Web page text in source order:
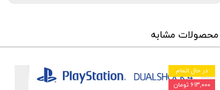
محصولات مشابه
در حال اتمام
۶۱۳,۰۰۰ تومان